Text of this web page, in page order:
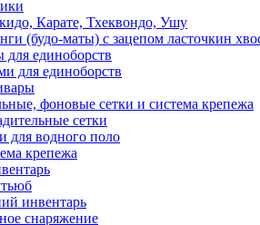
Карате, Тхеквондо, Ушу
(будо-маты) с зацепом ласточкин
единоборств
для единоборств
фоновые сетки и система крепежа
сетки
для водного поло
крепежа
инвентарь
снаряжение